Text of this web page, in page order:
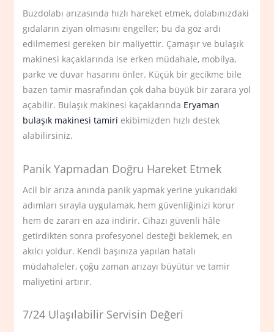
Buzdolabı arızasında hızlı hareket etmek, dolabınızdaki
gıdaların ziyan olmasını engeller; bu da göz ardı
edilmemesi gereken bir maliyettir. Çamaşır ve bulaşık
makinesi kaçaklarında ise erken müdahale, mobilya,
parke ve duvar hasarını önler. Küçük bir gecikme bile
bazen tamir masrafından çok daha büyük bir zarara yol
açabilir. Bulaşık makinesi kaçaklarında Eryaman
bulaşık makinesi tamiri ekibimizden hızlı destek
alabilirsiniz.
Panik Yapmadan Doğru Hareket Etmek
Acil bir arıza anında panik yapmak yerine yukarıdaki
adımları sırayla uygulamak, hem güvenliğinizi korur
hem de zararı en aza indirir. Cihazı güvenli hâle
getirdikten sonra profesyonel desteği beklemek, en
akılcı yoldur. Kendi başınıza yapılan hatalı
müdahaleler, çoğu zaman arızayı büyütür ve tamir
maliyetini artırır.
7/24 Ulaşılabilir Servisin Değeri